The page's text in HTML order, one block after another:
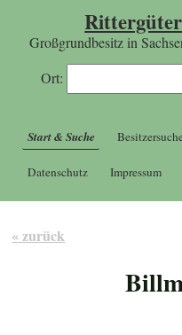
Großgrundbesitz in
Ort:
Start & Suche
Datenschutz Impressum
« zurück